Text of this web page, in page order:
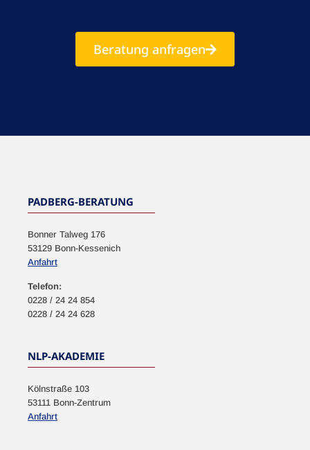
Beratung anfragen
PADBERG-BERATUNG
Bonner Talweg 176
53129 Bonn-Kessenich
Anfahrt
Telefon:
0228 / 24 24 854
0228 / 24 24 628
NLP-AKADEMIE
Kölnstraße 103
53111 Bonn-Zentrum
Anfahrt